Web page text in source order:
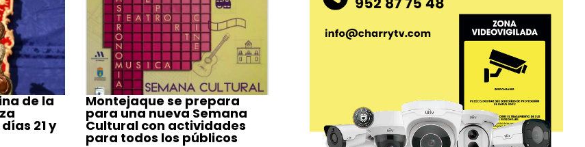
de la
21 y
Montejaque se prepara
para una nueva Semana
Cultural con actividades
para todos los públicos